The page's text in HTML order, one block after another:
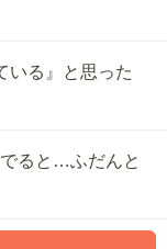
いる』と思った
ると…ふだんと